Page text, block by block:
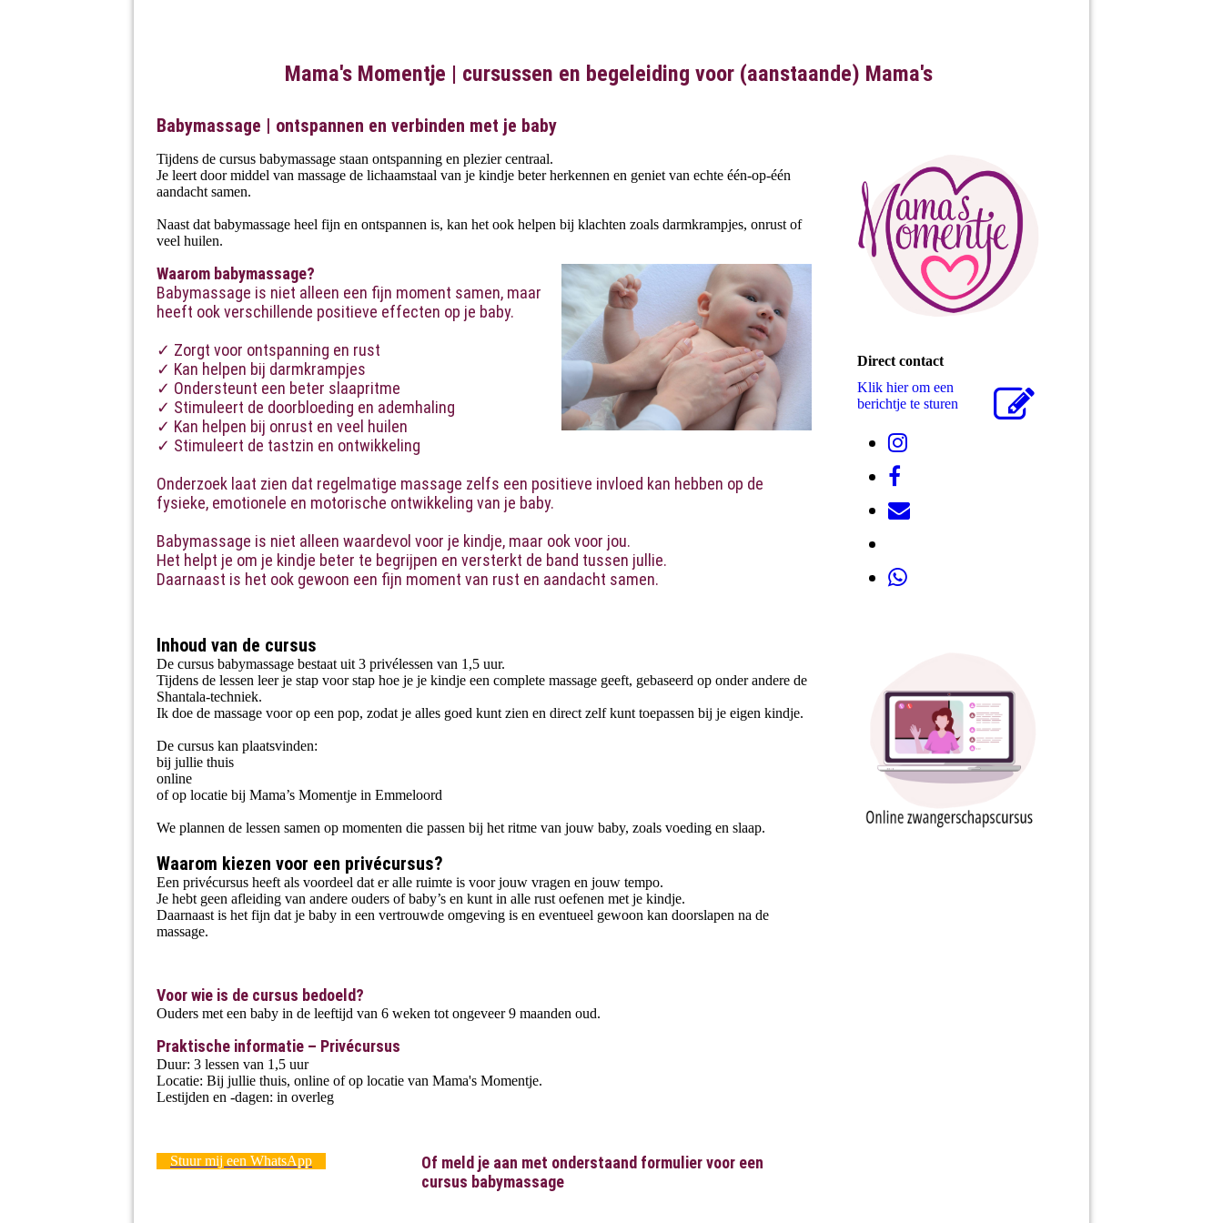
Mama's Momentje | cursussen en begeleiding voor (aanstaande) Mama's
Babymassage | ontspannen en verbinden met je baby
Tijdens de cursus babymassage staan ontspanning en plezier centraal.
Je leert door middel van massage de lichaamstaal van je kindje beter herkennen en geniet van echte één-op-één
aandacht samen.
Naast dat babymassage heel fijn en ontspannen is, kan het ook helpen bij klachten zoals darmkrampjes, onrust of
veel huilen.
Waarom babymassage?
Babymassage is niet alleen een fijn moment samen, maar
heeft ook verschillende positieve effecten op je baby.
✓ Zorgt voor ontspanning en rust
✓ Kan helpen bij darmkrampjes
✓ Ondersteunt een beter slaapritme
✓ Stimuleert de doorbloeding en ademhaling
✓ Kan helpen bij onrust en veel huilen
✓ Stimuleert de tastzin en ontwikkeling
Onderzoek laat zien dat regelmatige massage zelfs een positieve invloed kan hebben op de
fysieke, emotionele en motorische ontwikkeling van je baby.
Babymassage is niet alleen waardevol voor je kindje, maar ook voor jou.
Het helpt je om je kindje beter te begrijpen en versterkt de band tussen jullie.
Daarnaast is het ook gewoon een fijn moment van rust en aandacht samen.
Inhoud van de cursus
De cursus babymassage bestaat uit 3 privélessen van 1,5 uur.
Tijdens de lessen leer je stap voor stap hoe je je kindje een complete massage geeft, gebaseerd op onder andere de
Shantala-techniek.
Ik doe de massage voor op een pop, zodat je alles goed kunt zien en direct zelf kunt toepassen bij je eigen kindje.
De cursus kan plaatsvinden:
bij jullie thuis
online
of op locatie bij Mama’s Momentje in Emmeloord
We plannen de lessen samen op momenten die passen bij het ritme van jouw baby, zoals voeding en slaap.
Waarom kiezen voor een privécursus?
Een privécursus heeft als voordeel dat er alle ruimte is voor jouw vragen en jouw tempo.
Je hebt geen afleiding van andere ouders of baby’s en kunt in alle rust oefenen met je kindje.
Daarnaast is het fijn dat je baby in een vertrouwde omgeving is en eventueel gewoon kan doorslapen na de
massage.
Voor wie is de cursus bedoeld?
Ouders met een baby in de leeftijd van 6 weken tot ongeveer 9 maanden oud.
Praktische informatie – Privécursus
Duur: 3 lessen van 1,5 uur
Locatie: Bij jullie thuis, online of op locatie van Mama's Momentje.
Lestijden en -dagen: in overleg
Stuur mij een WhatsApp
Of meld je aan met onderstaand formulier voor een
cursus babymassage
Direct contact
Klik hier om een
berichtje te sturen